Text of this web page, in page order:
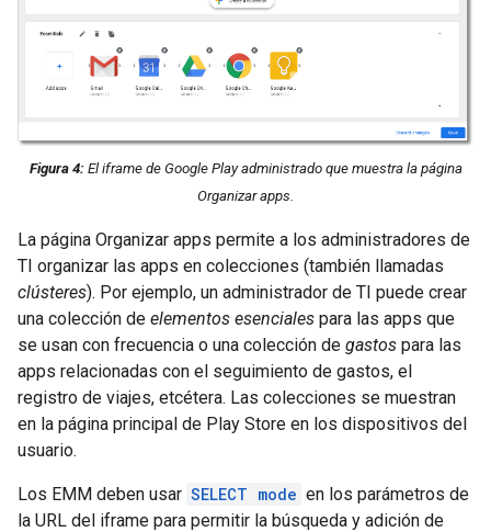
Figura 4:El iframe de Google Play administrado que muestra la página
Organizar apps.
La página Organizar apps permite a los administradores de
TI organizar las apps en colecciones (también llamadas
clústeres). Por ejemplo, un administrador de TI puede crear
una colección de elementos esenciales para las apps que
se usan con frecuencia o una colección de gastos para las
apps relacionadas con el seguimiento de gastos, el
registro de viajes, etcétera. Las colecciones se muestran
en la página principal de Play Store en los dispositivos del
usuario.
Los EMM deben usar SELECT mode en los parámetros de
la URL del iframe para permitir la búsqueda y adición de